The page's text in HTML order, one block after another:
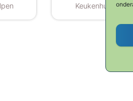
product heeft meerdere
Keukenhulpen